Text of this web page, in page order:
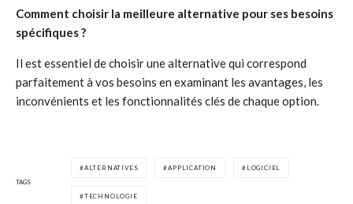
Comment choisir la meilleure alternative pour ses besoins
spécifiques ?
Il est essentiel de choisir une alternative qui correspond
parfaitement à vos besoins en examinant les avantages, les
inconvénients et les fonctionnalités clés de chaque option.
TAGS
ALTERNATIVES APPLICATION LOGICIEL
TECHNOLOGIE